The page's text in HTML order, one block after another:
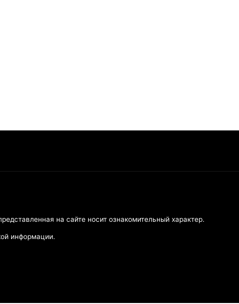
на сайте носит ознакомительный характер.
информации.